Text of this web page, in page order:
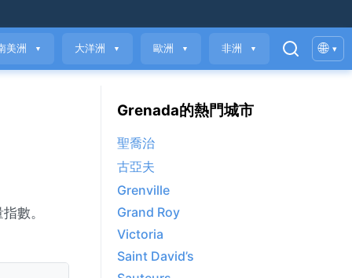
美洲 ▼ 大洋洲 ▼ 歐洲 ▼ 非洲 ▼ 🌐 ▾
數。
Grenada的熱門城市
聖喬治
古亞夫
Grenville
Grand Roy
Victoria
Saint David’s